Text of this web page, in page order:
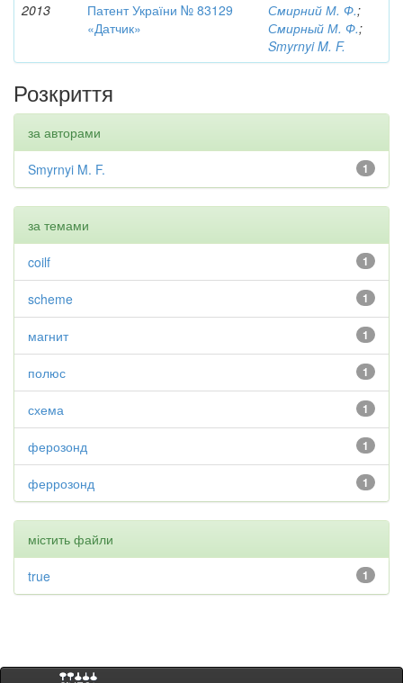
2013
Патент України № 83129
«Датчик»
Смирний М. Ф.;
Смирный М. Ф.;
Smyrnyi M. F.
Розкриття
за авторами
1
Smyrnyi M. F.
за темами
1
coilf
1
scheme
1
магнит
1
полюс
1
схема
1
ферозонд
1
феррозонд
містить файли
1
true